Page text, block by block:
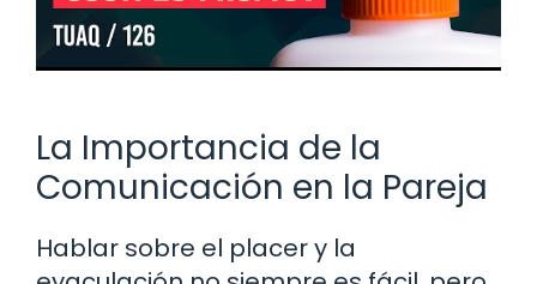
La Importancia de la
Comunicación en la Pareja
Hablar sobre el placer y la